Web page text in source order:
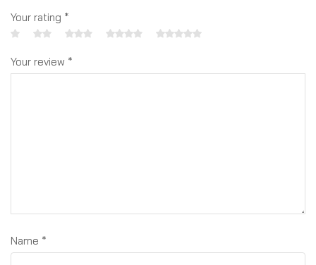
Your rating *
Your review *
Name *